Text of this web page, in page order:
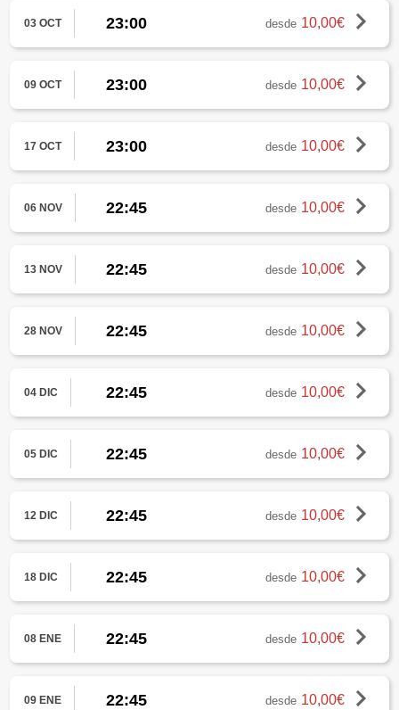
03 OCT 23:00 desde 10,00€
09 OCT 23:00 desde 10,00€
17 OCT 23:00 desde 10,00€
06 NOV 22:45 desde 10,00€
13 NOV 22:45 desde 10,00€
28 NOV 22:45 desde 10,00€
04 DIC 22:45 desde 10,00€
05 DIC 22:45 desde 10,00€
12 DIC 22:45 desde 10,00€
18 DIC 22:45 desde 10,00€
08 ENE 22:45 desde 10,00€
09 ENE 22:45 desde 10,00€